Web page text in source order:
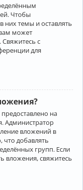
Чтобы
них темы и оставлять
может
с
для
на
Администратор
вложений в
добавлять
групп. Если
вложения, свяжитесь